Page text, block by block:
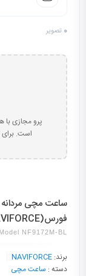
0 تصویر
پرو مجازی
است. برای
ساعت مچی مردانه
فورس(NAVIFORCE) مدل NF9172M-BL
NF9172M-BL
برند: NAVIFORCE
دسته : ساعت مچی